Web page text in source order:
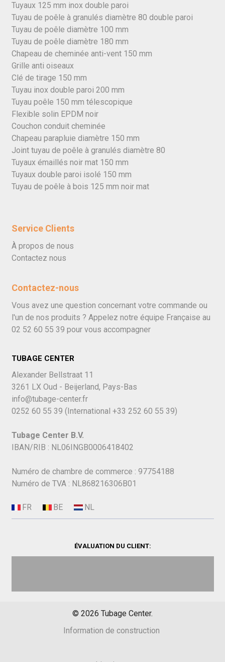
Tuyaux 125 mm inox double paroi
Tuyau de poêle à granulés diamètre 80 double paroi
Tuyau de poêle diamètre 100 mm
Tuyau de poêle diamètre 180 mm
Chapeau de cheminée anti-vent 150 mm
Grille anti oiseaux
Clé de tirage 150 mm
Tuyau inox double paroi 200 mm
Tuyau poêle 150 mm télescopique
Flexible solin EPDM noir
Couchon conduit cheminée
Chapeau parapluie diamètre 150 mm
Joint tuyau de poêle à granulés diamètre 80
Tuyaux émaillés noir mat 150 mm
Tuyaux double paroi isolé 150 mm
Tuyau de poêle à bois 125 mm noir mat
Service Clients
À propos de nous
Contactez nous
Contactez-nous
Vous avez une question concernant votre commande ou
l'un de nos produits ? Appelez notre équipe Française au
02 52 60 55 39 pour vous accompagner
TUBAGE CENTER
Alexander Bellstraat 11
3261 LX Oud - Beijerland, Pays-Bas
info@tubage-center.fr
0252 60 55 39 (International +33 252 60 55 39)
Tubage Center B.V.
IBAN/RIB : NL06INGB0006418402
Numéro de chambre de commerce : 97754188
Numéro de TVA : NL868216306B01
ÉVALUATION DU CLIENT:
© 2026 Tubage Center.
Information de construction